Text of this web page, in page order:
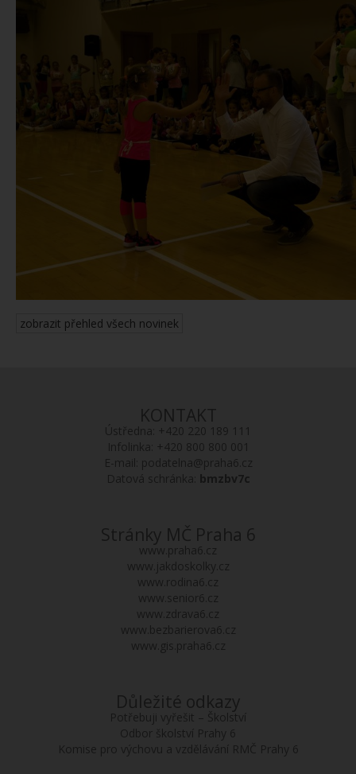
zobrazit přehled všech novinek
KONTAKT
Ústředna: +420 220 189 111
Infolinka: +420 800 800 001
E-mail: podatelna@praha6.cz
Datová schránka: bmzbv7c
Stránky MČ Praha 6
www.praha6.cz
www.jakdoskolky.cz
www.rodina6.cz
www.senior6.cz
www.zdrava6.cz
www.bezbarierova6.cz
www.gis.praha6.cz
Důležité odkazy
Potřebuji vyřešit – Školství
Odbor školství Prahy 6
Komise pro výchovu a vzdělávání RMČ Prahy 6